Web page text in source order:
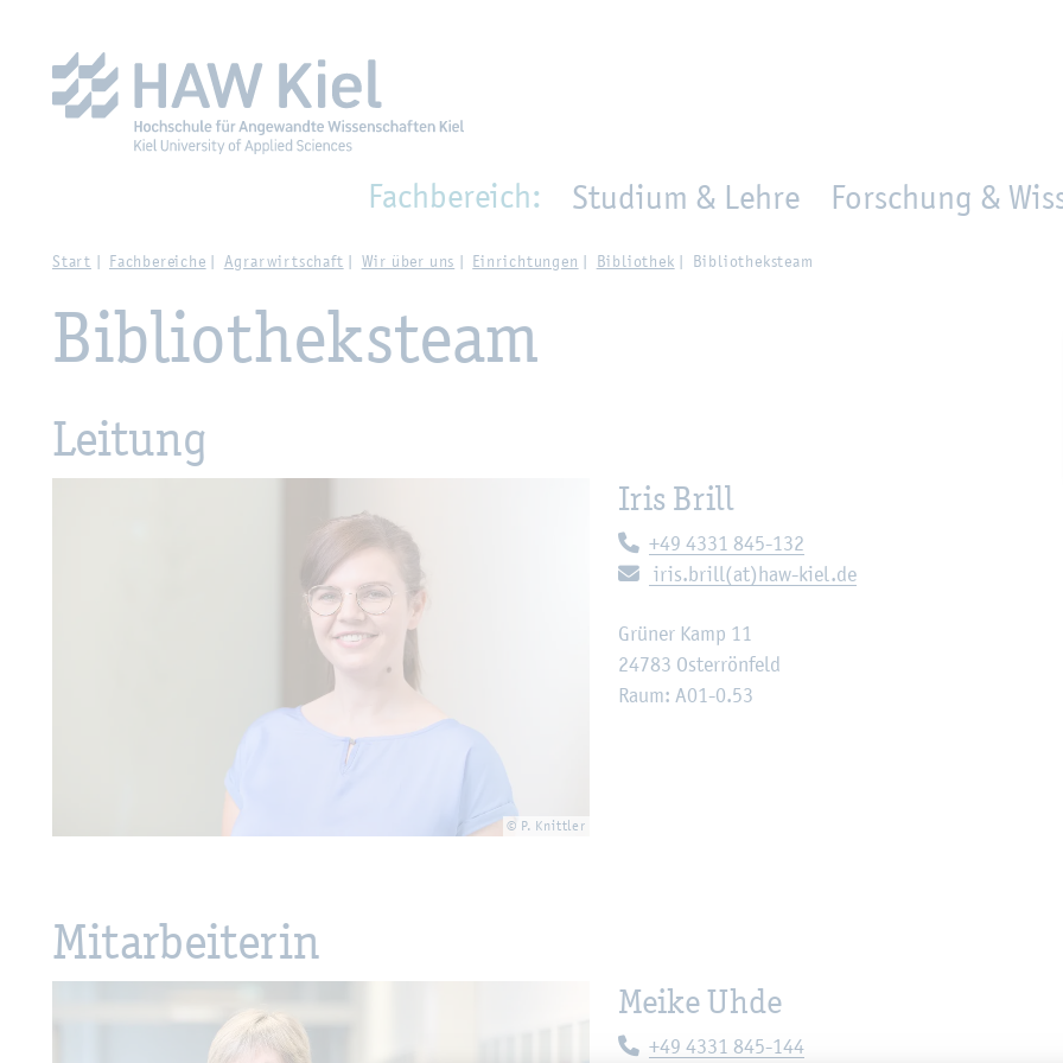
Fach­be­reich: Studium & Lehre Forschung &
Start Fach­be­rei­che Agrar­wirt­schaft Wir über uns Ein­rich­tun­gen Bi­blio­thek Bi­blio­theks­team
Bi­blio­theks­team
Lei­tung
© P. Knitt­ler
Iris Brill
Te­le­fon:
+49 4331 845-132
E-Mail:
iris.​brill(at)haw-kiel.de
Grü­ner Kamp 11
24783 Os­ter­rön­feld
Raum: A01-0.53
Mit­ar­bei­te­rin
Meike Uhde
Te­le­fon:
+49 4331 845-144